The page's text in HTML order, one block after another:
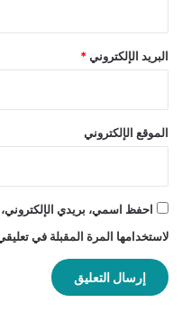
البريد الإلكتروني *
الموقع الإلكتروني
احفظ اسمي، بريدي
لاستخدامها المرة المقبلة في